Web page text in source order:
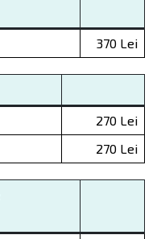
370 Lei
270 Lei
270 Lei